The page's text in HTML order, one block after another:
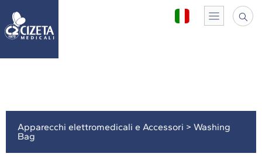
Apparecchi elettromedicali e Accessori > Washing
Bag